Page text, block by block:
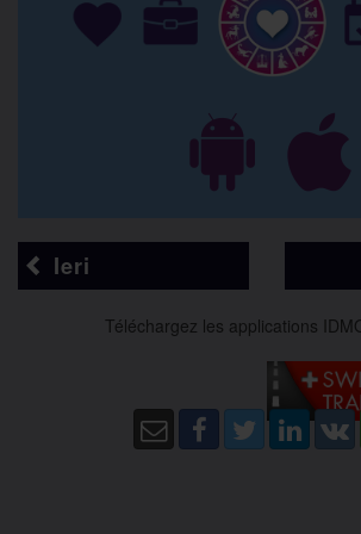
Ieri
Téléchargez les applications